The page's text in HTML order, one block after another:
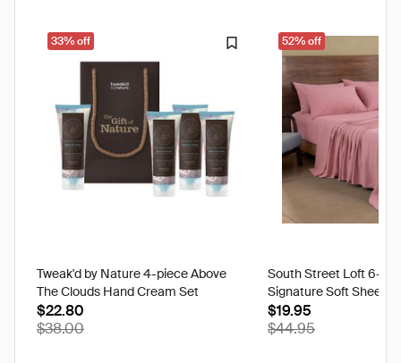
33% off
Tweak'd by Nature 4-piece Above
The Clouds Hand Cream Set
$22.80
$38.00
52% off
South Street Loft 6-
Signature Soft Sheet
$19.95
$44.95